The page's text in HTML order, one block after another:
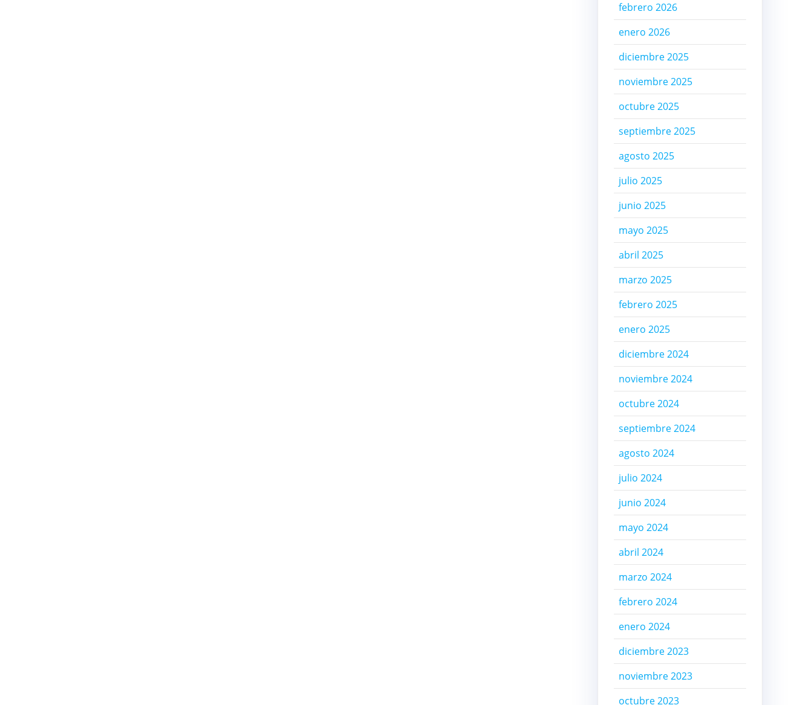
febrero 2026
enero 2026
diciembre 2025
noviembre 2025
octubre 2025
septiembre 2025
agosto 2025
julio 2025
junio 2025
mayo 2025
abril 2025
marzo 2025
febrero 2025
enero 2025
diciembre 2024
noviembre 2024
octubre 2024
septiembre 2024
agosto 2024
julio 2024
junio 2024
mayo 2024
abril 2024
marzo 2024
febrero 2024
enero 2024
diciembre 2023
noviembre 2023
octubre 2023